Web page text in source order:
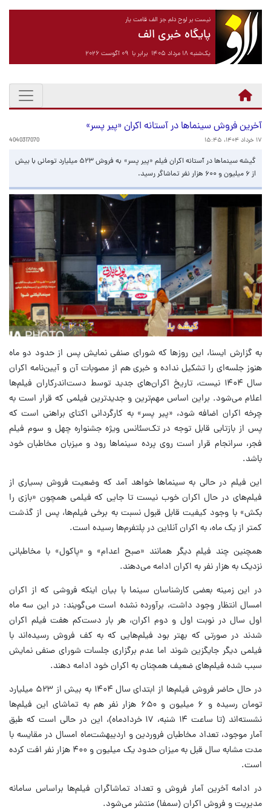
نیست بر لوح دلم جز الف قامت یار
پایگاه خبری الف
یک‌شنبه ۱۸ مرداد ۱۴۰۵ برابر با ۰۹ آگوست ۲۰۲۶
آخرین فروش سینماها در آستانه اکران «پیر پسر»
۱۷ خرداد ۱۴۰۴، ۱۵:۴۵ 4040317070
گیشه سینماها در آستانه اکران فیلم «پیر پسر» به فروش ۵۲۳ میلیارد تومانی با بیش
از ۶ میلیون و ۶۰۰ هزار نفر تماشاگر رسید.
به گزارش ایسنا، این روزها که شورای صنفی نمایش پس از حدود دو ماه
هنوز جلسه‌ای را تشکیل نداده و خبری هم از مصوبات آن و آیین‌نامه اکران
سال ۱۴۰۴ نیست، تاریخ اکران‌های جدید توسط دست‌اندرکاران فیلم‌ها
اعلام می‌شود. براین اساس مهم‌ترین و جدیدترین فیلمی که قرار است به
چرخه اکران اضافه شود، «پیر پسر» به کارگردانی اکتای براهنی است که
پس از بازتابی قابل توجه در تک‌سئانس ویژه جشنواره چهل و سوم فیلم
فجر، سرانجام قرار است روی پرده سینماها رود و میزبان مخاطبان خود
باشد.
این فیلم در حالی به سینماها خواهد آمد که وضعیت فروش بسیاری از
فیلم‌های در حال اکران خوب نیست تا جایی که فیلمی همچون «بازی را
بکش» با وجود کیفیت قابل قبول نسبت به برخی فیلم‌ها، پس از گذشت
کمتر از یک ماه، به اکران آنلاین در پلتفرم‌ها رسیده است.
همچنین چند فیلم دیگر همانند «صبح اعدام» و «پاکول» با مخاطبانی
نزدیک به هزار نفر به اکران ادامه می‌دهند.
در این زمینه بعضی کارشناسان سینما با بیان اینکه فروشی که از اکران
امسال انتظار وجود داشت، برآورده نشده است می‌گویند: در این سه ماه
اول سال در نوبت اول و دوم اکران، هر بار دست‌کم هفت فیلم اکران
شدند در صورتی که بهتر بود فیلم‌هایی که به کف فروش رسیده‌اند با
فیلمی دیگر جایگزین شوند اما عدم برگزاری جلسات شورای صنفی نمایش
سبب شده فیلم‌های ضعیف همچنان به اکران خود ادامه دهند.
در حال حاضر فروش فیلم‌ها از ابتدای سال ۱۴۰۴ به بیش از ۵۲۳ میلیارد
تومان رسیده و ۶ میلیون و ۶۵۰ هزار نفر هم به تماشای این فیلم‌ها
نشسته‌اند (تا ساعت ۱۴ شنبه، ۱۷ خردادماه)، این در حالی است که طبق
آمار موجود، تعداد مخاطبان فروردین و اردیبهشت‌ماه امسال در مقایسه با
مدت مشابه سال قبل به میزان حدود یک میلیون و ۴۰۰ هزار نفر افت کرده
است.
در ادامه آخرین آمار فروش و تعداد تماشاگران فیلم‌ها براساس سامانه
مدیریت و فروش اکران (سمفا) منتشر می‌شود.